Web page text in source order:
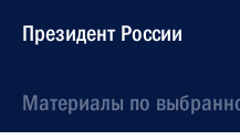
Президент России
Материалы по